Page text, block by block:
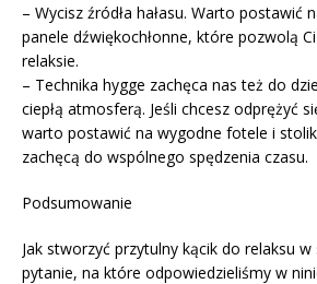
– Wycisz źródła hałasu. Warto postawić
panele dźwiękochłonne, które pozwolą
relaksie.
– Technika hygge zachęca nas też do
ciepłą atmosferą. Jeśli chcesz odprężyć
warto postawić na wygodne fotele i
zachęcą do wspólnego spędzenia czasu.
Podsumowanie
Jak stworzyć przytulny kącik do relaksu
pytanie, na które odpowiedzieliśmy w